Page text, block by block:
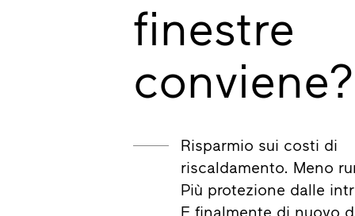
finestre
conviene?
Risparmio sui costi di
riscaldamento. Meno
Più protezione dalle